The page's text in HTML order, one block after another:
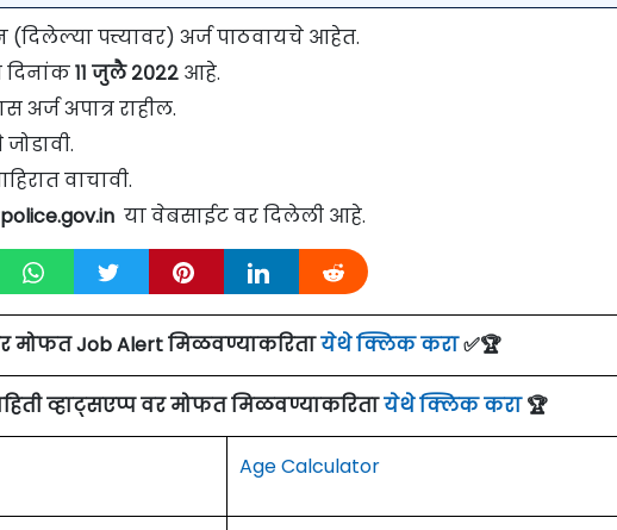
पत्त्यावर) अर्ज पाठवायचे आहेत.
दिनांक११ जुलै २०२२ आहे.
अर्ज अपात्र राहील.
वाचावी.
या वेबसाईट वर दिलेली आहे.
मोफत Job Alert मिळवण्याकरितायेथे क्लिक करा✅🏆
व्हाट्सएप्प वर मोफत मिळवण्याकरितायेथे क्लिक करा🏆
Age Calculator